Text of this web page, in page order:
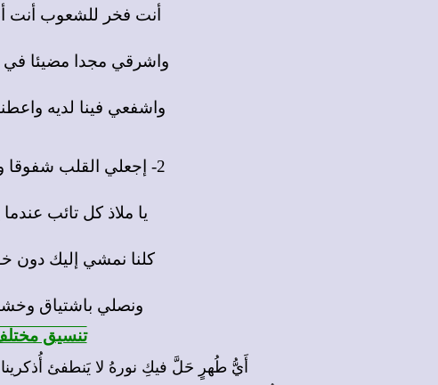
أنت فخر للشعوب أنت
واشرقي مجدا مضيئا في
واشفعي فينا لديه
2- إجعلي القلب شفوقا واملئينا بالأمل
يا ملاذ كل تائب عندما
كلنا نمشي إليك دون
ونصلي باشتياق
تنسيق
أَيُّ طُهرٍ حَلَّ فيكِ نورهُ لا يَنطفئ